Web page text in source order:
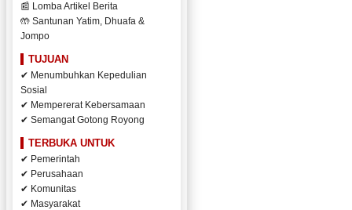
📰 Lomba Artikel Berita
🤲 Santunan Yatim, Dhuafa &
Jompo
TUJUAN
✔ Menumbuhkan Kepedulian
Sosial
✔ Mempererat Kebersamaan
✔ Semangat Gotong Royong
TERBUKA UNTUK
✔ Pemerintah
✔ Perusahaan
✔ Komunitas
✔ Masyarakat